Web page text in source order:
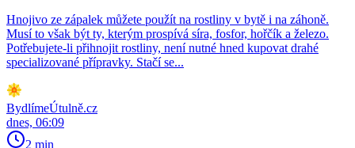
Hnojivo ze zápalek můžete použít na rostliny v bytě i na záhoně.
Musí to však být ty, kterým prospívá síra, fosfor, hořčík a železo.
Potřebujete-li přihnojit rostliny, není nutné hned kupovat drahé
specializované přípravky. Stačí se...
BydlímeÚtulně.cz
dnes, 06:09
2 min